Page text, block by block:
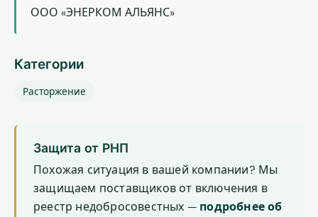
ООО «ЭНЕРКОМ АЛЬЯНС»
Категории
Расторжение
Защита от РНП
Похожая ситуация в вашей компании? Мы
защищаем поставщиков от включения в
реестр недобросовестных — подробнее об